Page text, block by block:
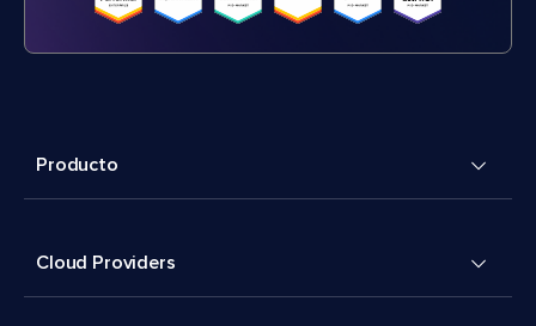
Producto
Cloud Providers